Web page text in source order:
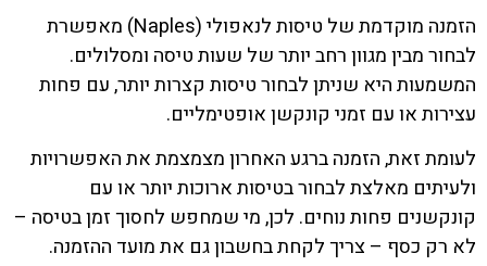
הזמנה מוקדמת של טיסות לנאפולי (Naples) מאפשרת
לבחור מבין מגוון רחב יותר של שעות טיסה ומסלולים.
המשמעות היא שניתן לבחור טיסות קצרות יותר, עם פחות
עצירות או עם זמני קונקשן אופטימליים.
לעומת זאת, הזמנה ברגע האחרון מצמצמת את האפשרויות
ולעיתים מאלצת לבחור בטיסות ארוכות יותר או עם
קונקשנים פחות נוחים. לכן, מי שמחפש לחסוך זמן בטיסה –
לא רק כסף – צריך לקחת בחשבון גם את מועד ההזמנה.